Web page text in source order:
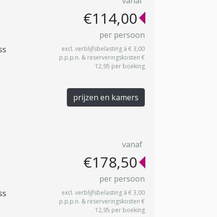
€114,00
per persoon
excl. verblijfsbelasting à € 3,00
p.p.p.n. & reserveringskosten €
12,95 per boeking
prijzen en kamers
vanaf
€178,50
per persoon
excl. verblijfsbelasting à € 3,00
p.p.p.n. & reserveringskosten €
12,95 per boeking